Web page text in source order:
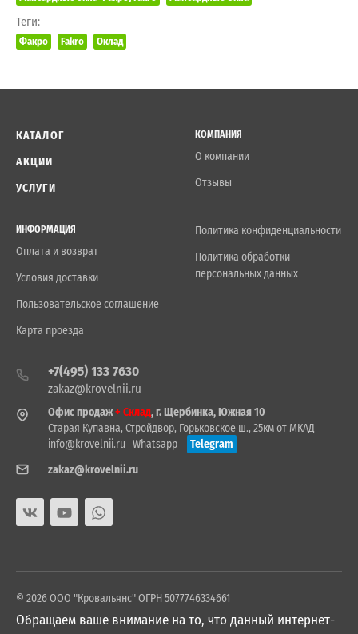
Теги:
Факро Fakro Оклад
КАТАЛОГ
АКЦИИ
УСЛУГИ
КОМПАНИЯ
О компании
Отзывы
ИНФОРМАЦИЯ
Оплата и возврат
Условия доставки
Пользовательское соглашение
Карта проезда
Политика конфиденциальности
Политика обработки
персональных данных
+7(495) 133 7630
zakaz@krovelnii.ru
Офис продаж+ Склад, г. Щербинка, Южная 10
Старая Купавна, Стройдвор, Горьковское ш., 25км от МКАД
info@krovelnii.ru Whatsapp
Telegram
zakaz@krovelnii.ru
© 2026 ООО "Кровальянс" ОГРН 5077746334661
Обращаем ваше внимание на то, что данный интернет-